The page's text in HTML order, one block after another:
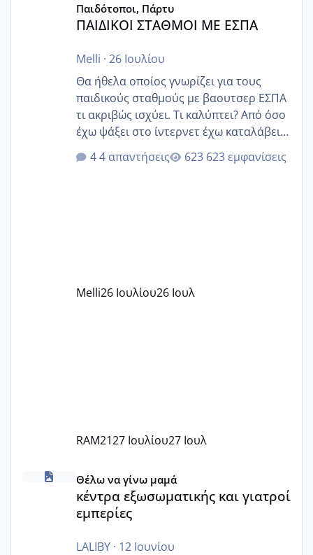
Παιδότοποι, Πάρτυ
ΠΑΙΔΙΚΟΙ ΣΤΑΘΜΟΙ ΜΕ ΕΣΠΑ
Melli · 26 Ιουλίου
Θα ήθελα οποίος γνωρίζει για τους
παιδικούς σταθμούς με βαουτσερ ΕΣΠΑ
τι ακριβώς ισχύει. Τι καλύπτει? Από όσο
έχω ψάξει στο ίντερνετ έχω καταλάβει
ότι το βαουτσερ καλύπτει όλα τα
δίδακτρα και τα τροφεια του ιδιωτικού
Εγώ πήγα σε έναν ιδιωτικό παιδικό στ
4 απαντήσεις 623 εμφανίσεις
Melli26 Ιουλίου26 Ιουλ
RAM2127 Ιουλίου27 Ιουλ
κέντρα εξωσωματικής και γιατροί εμπερίες
Θέλω να γίνω μαμά
κέντρα εξωσωματικής και γιατροί
εμπερίες
LALIBY· 12 Ιουνίου